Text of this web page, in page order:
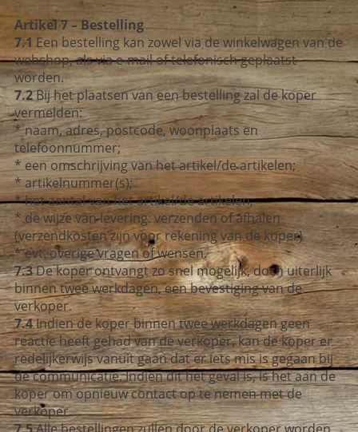
Artikel 7 – Bestelling
7.1 Een bestelling kan zowel via de winkelwagen van de
webshop, als via e-mail of telefonisch geplaatst
worden.
7.2Bij het plaatsen van een bestelling zal de koper
vermelden:
* naam, adres, postcode, woonplaats en
telefoonnummer;
* een omschrijving van het artikel/de artikelen;
* artikelnummer(s);
* het aantal van het artikel/de artikelen;
* de wijze van levering: verzenden of afhalen
(verzendkosten zijn voor rekening van de koper)
* evt. overige vragen of wensen.
7.3De koper ontvangt zo snel mogelijk, doch uiterlijk
binnen twee werkdagen, een bevestiging van de
verkoper.
7.4Indien de koper binnen twee werkdagen geen
reactie heeft gehad van de verkoper, kan de koper er
redelijkerwijs vanuit gaan dat er iets mis is gegaan bij
de communicatie. Indien dit het geval is, is het aan de
koper om opnieuw contact op te nemen met de
verkoper.
7.5Alle bestellingen zullen door de verkoper worden